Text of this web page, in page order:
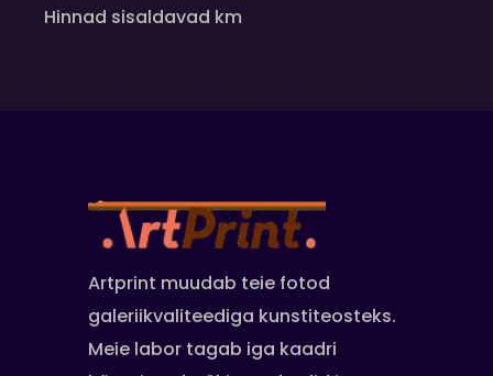
Hinnad sisaldavad km
Artprint muudab teie fotod
galeriikvaliteediga kunstiteosteks.
Meie labor tagab iga kaadri